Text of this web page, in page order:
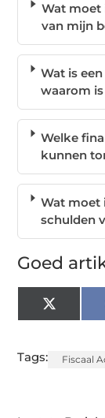
Wat moet
van mijn
Wat is
waarom
Welke
kunnen
Wat moet
schulden
Goed
X
(Twitter)
Tags: Fiscaal